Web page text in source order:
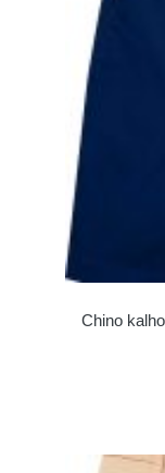
Chino